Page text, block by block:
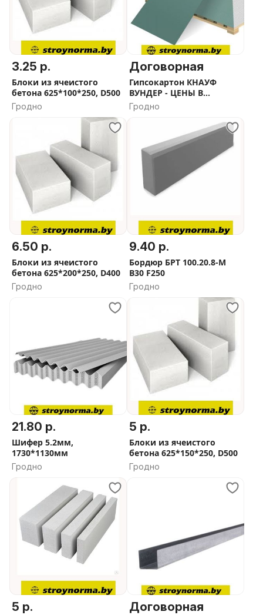
3.25 р.
Блоки из ячеистого
бетона 625*100*250, D500
Гродно
Договорная
Гипсокартон КНАУФ
ВУНДЕР - ЦЕНЫ В
ОПИСАНИИ
Гродно
6.50 р.
Блоки из ячеистого
бетона 625*200*250, D400
Гродно
9.40 р.
Бордюр БРТ 100.20.8-М
В30 F250
Гродно
21.80 р.
Шифер 5.2мм,
1730*1130мм
Гродно
5 р.
Блоки из ячеистого
бетона 625*150*250, D500
Гродно
5 р. Договорная